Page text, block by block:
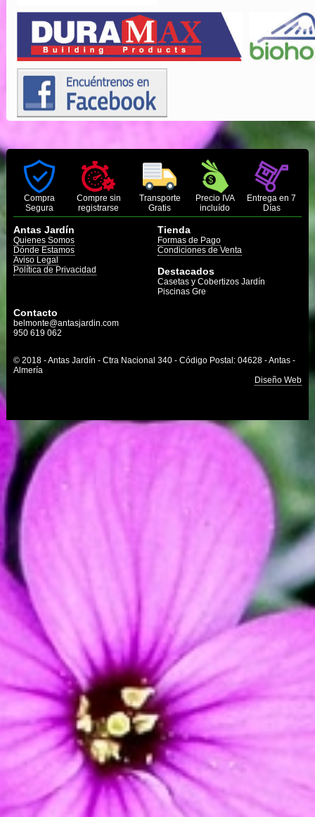
Compra
Segura
Compre sin
registrarse
Transporte
Gratis
Precio IVA
incluído
Entrega en 7
Días
Antas Jardín
Quienes Somos
Dónde Estamos
Aviso Legal
Política de Privacidad
Tienda
Formas de Pago
Condiciones de Venta
Destacados
Casetas y Cobertizos Jardín
Piscinas Gre
Contacto
belmonte@antasjardin.com
950 619 062
© 2018 - Antas Jardín - Ctra Nacional 340 - Código Postal: 04628 - Antas -
Almería
Diseño Web